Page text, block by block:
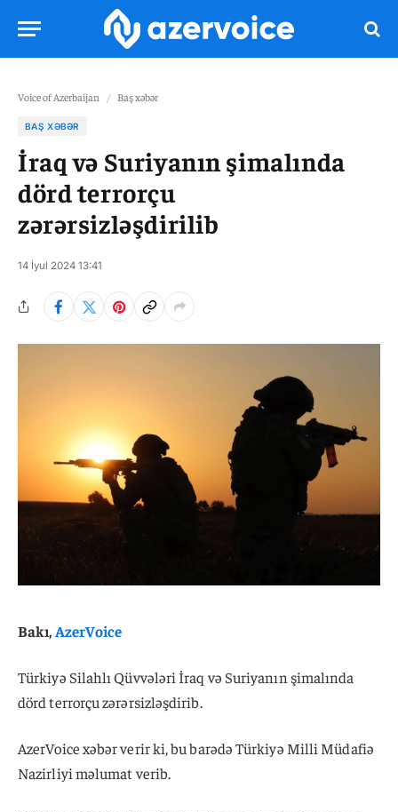
Voice of Azerbaijan / Baş xəbər
BAŞ XƏBƏR
İraq və Suriyanın şimalında
dörd terrorçu
zərərsizləşdirilib
14 İyul 2024 13:41
Bakı,AzerVoice
Türkiyə Silahlı Qüvvələri İraq və Suriyanın şimalında
dörd terrorçu zərərsizləşdirib.
AzerVoice xəbər verir ki, bu barədə Türkiyə Milli Müdafiə
Nazirliyi məlumat verib.